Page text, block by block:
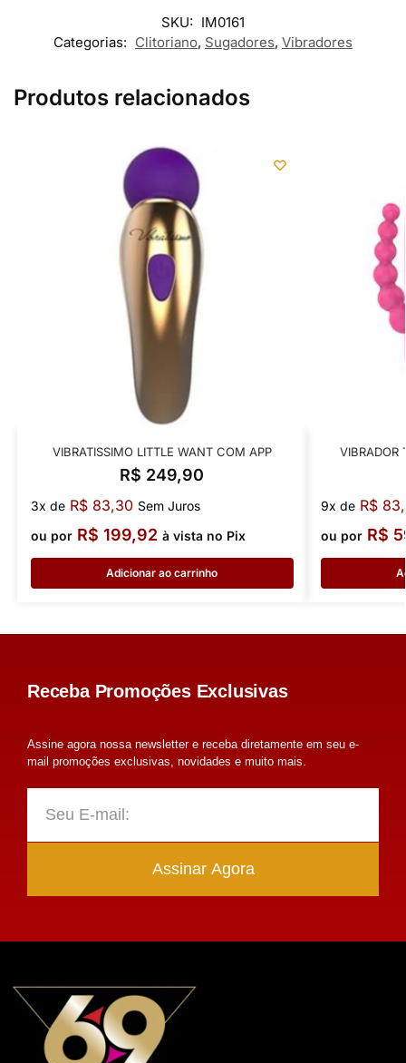
SKU: IM0161
Categorias: Clitoriano, Sugadores, Vibradores
Produtos relacionados
VIBRATISSIMO LITTLE WANT COM APP
R$ 249,90
3x de R$83,30 Sem Juros
ou por R$ 199,92 à vista no Pix
Adicionar ao carrinho
VIBRADOR
9x de R$
ou por R$
Receba Promoções Exclusivas
Assine agora nossa newsletter e receba diretamente em seu e-
mail promoções exclusivas, novidades e muito mais.
Assinar Agora